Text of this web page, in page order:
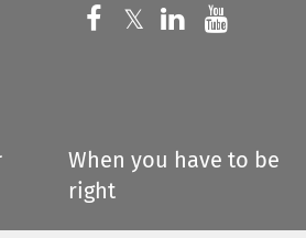
Follow us on
𝕏 Follow us on
Follow us
When you have to be
right